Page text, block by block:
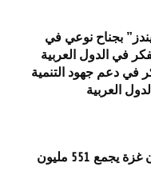
بجناح نوعي في
في الدول العربية
في دعم جهود التنمية
العربية
الأمم المتحدة: النداء العاجل بشأن غزة يجمع 551 مليون